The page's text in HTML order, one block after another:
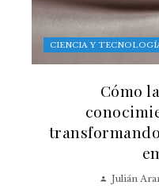
CIENCIA Y
Cómo
Julián